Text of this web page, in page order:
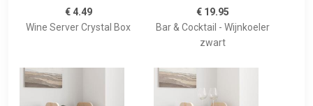
€ 4.49
Wine Server Crystal Box
€ 19.95
Bar & Cocktail - Wijnkoeler
zwart